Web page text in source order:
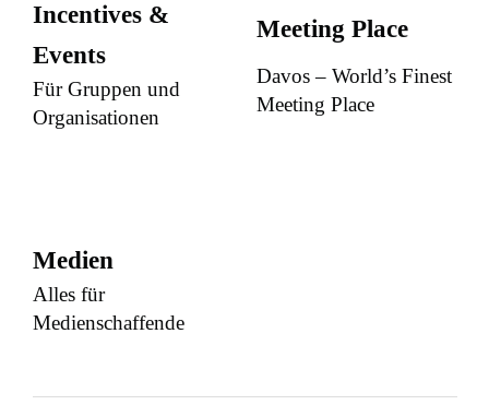
Incentives &
Events
Für Gruppen und
Organisationen
Meeting Place
Davos – World’s Finest
Meeting Place
Medien
Alles für
Medienschaffende